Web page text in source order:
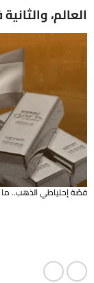
العالم،
قصّة إحتياطي الذهب.. ما